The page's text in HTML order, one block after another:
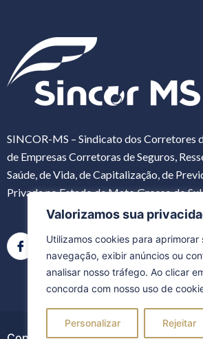
Valorizamos sua
Utilizamos cookies para
navegação, exibir anúncios ou
analisar nosso tráfego. Ao clicar
concorda com nosso uso de
Personalizar Rejeitar
SINCOR-MS – Sindicato dos Corretores
de Empresas Corretoras de Seguros,
Saúde, de Vida, de Capitalização, de
Privada no Estado de Mato Grosso do Sul